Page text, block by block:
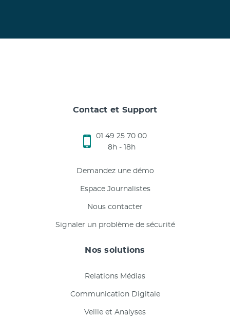
Contact et Support
01 49 25 70 00
8h - 18h
Demandez une démo
Espace Journalistes
Nous contacter
Signaler un problème de sécurité
Nos solutions
Relations Médias
Communication Digitale
Veille et Analyses